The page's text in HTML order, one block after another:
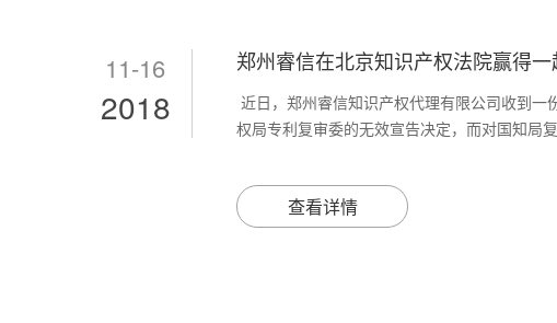
11-16
2018
郑州睿信在北京知识产权法院赢得
近日，郑州睿信知识产权代理有限公司收到
权局专利复审委的无效宣告决定，而对国知局
查看详情